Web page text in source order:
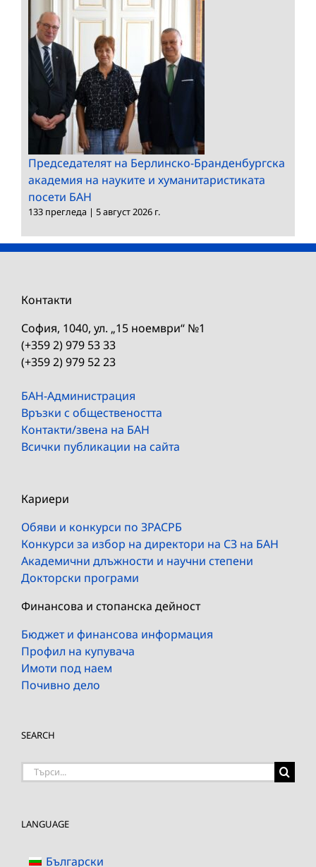
Председателят на Берлинско-Бранденбургска
академия на науките и хуманитаристиката
посети БАН
133 прегледа | 5 август 2026 г.
Контакти
София, 1040, ул. „15 ноември“ №1
(+359 2) 979 53 33
(+359 2) 979 52 23
БАН-Администрация
Връзки с обществеността
Контакти/звена на БАН
Всички публикации на сайта
Кариери
Обяви и конкурси по ЗРАСРБ
Конкурси за избор на директори на СЗ на БАН
Академични длъжности и научни степени
Докторски програми
Финансова и стопанска дейност
Бюджет и финансова информация
Профил на купувача
Имоти под наем
Почивно дело
SEARCH
Търсене
LANGUAGE
Български